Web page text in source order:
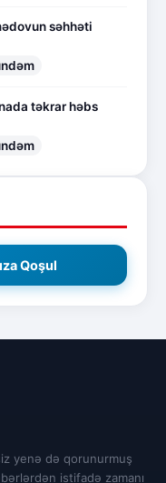
səhhəti
təkrar həbs
Qoşul
yenə də qorunurmuş
istifadə zamanı